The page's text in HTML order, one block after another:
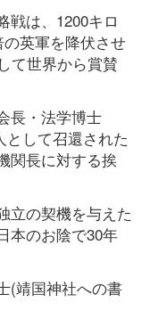
戦は、1200キロ
英軍を降伏させ
て世界から賞賛
・法学博士
として召還された
関長に対する挨
立の契機を与えた
本のお陰で30年
靖国神社への書